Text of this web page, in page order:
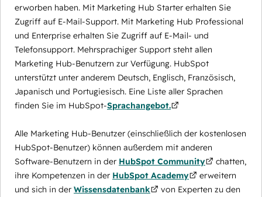
erworben haben. Mit Marketing Hub Starter erhalten Sie
Zugriff auf E-Mail-Support. Mit Marketing Hub Professional
und Enterprise erhalten Sie Zugriff auf E-Mail- und
Telefonsupport. Mehrsprachiger Support steht allen
Marketing Hub-Benutzern zur Verfügung. HubSpot
unterstützt unter anderem Deutsch, Englisch, Französisch,
Japanisch und Portugiesisch. Eine Liste aller Sprachen
finden Sie im HubSpot-Sprachangebot.
Alle Marketing Hub-Benutzer (einschließlich der kostenlosen
HubSpot-Benutzer) können außerdem mit anderen
Software-Benutzern in der HubSpot Community
chatten,
ihre Kompetenzen in der HubSpot Academy
erweitern
und sich in der Wissensdatenbank
von Experten zu den